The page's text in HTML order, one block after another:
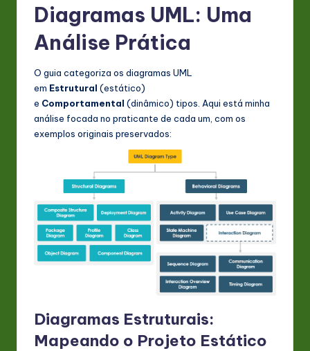
Diagramas UML: Uma
Análise Prática
O guia categoriza os diagramas UML
em Estrutural (estático)
e Comportamental (dinâmico) tipos. Aqui está minha
análise focada no praticante de cada um, com os
exemplos originais preservados:
Diagramas Estruturais:
Mapeando o Projeto Estático